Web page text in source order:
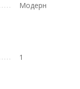
Модерн
1